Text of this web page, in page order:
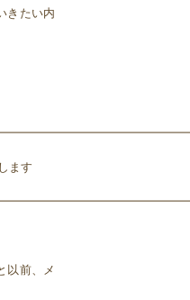
きたい内
ます
以前、メ